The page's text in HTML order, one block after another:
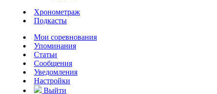
Хронометраж
Подкасты
Мои соревнования
Упоминания
Статьи
Сообщения
Уведомления
Настройки
Выйти